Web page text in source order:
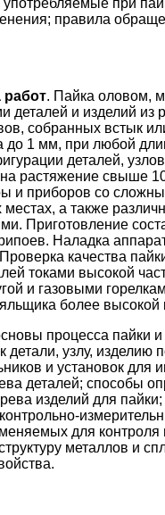
правила
работ. Пайка оловом,
деталей и изделий из
собранных встык
до 1 мм, при любой
деталей,
растяжение свыше
и приборов со
местах, а также
Приготовление
Наладка
качества
токами высокой
и газовыми
более высокой
процесса пайки
узлу, изделию
и установок для
деталей; способы
изделий для пайки;
для контроля
металлов и